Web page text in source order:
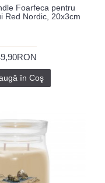
Foarfeca pentru
Red Nordic, 20x3cm
în Coş